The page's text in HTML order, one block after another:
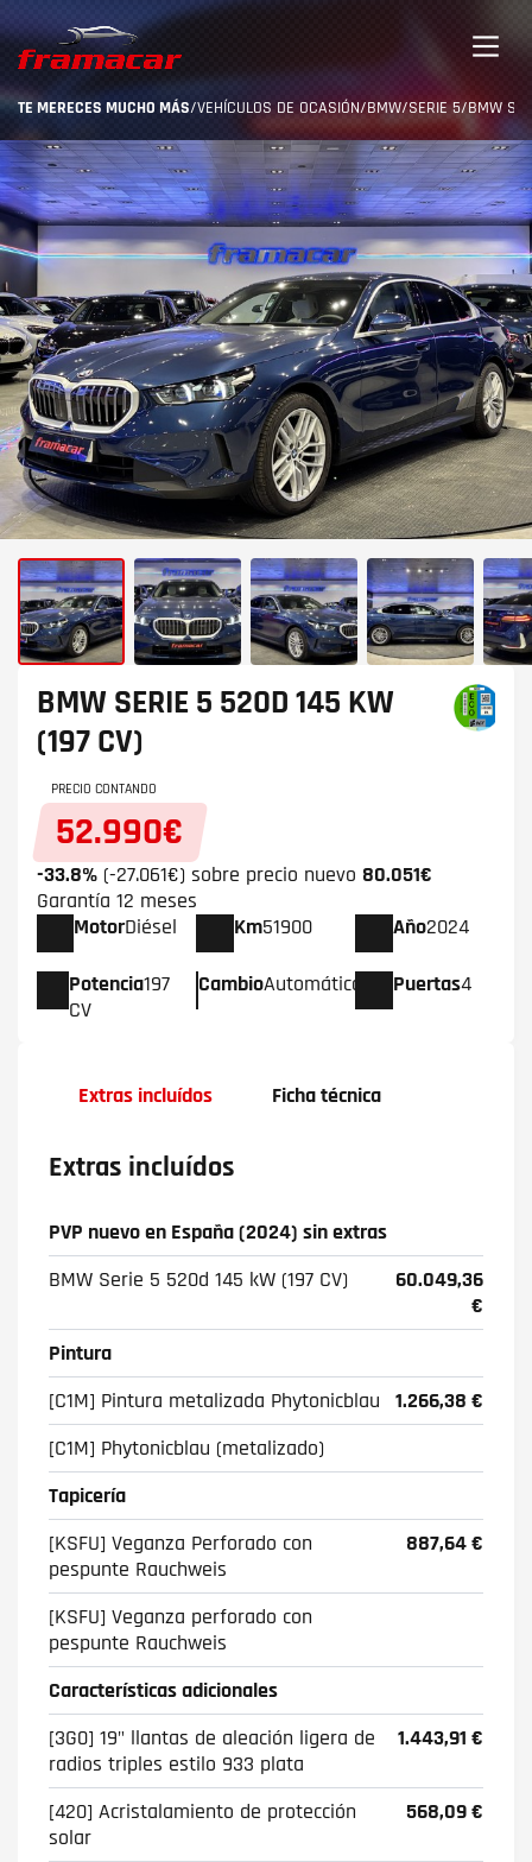
TE MERECES MUCHO MÁS/VEHÍCULOS DE OCASIÓN/BMW/SERIE 5/BMW
BMW SERIE 5 520D 145 KW
(197 CV)
PRECIO CONTANDO
52.990€
-33.8% (-27.061€) sobre precio nuevo 80.051€
Garantía 12 meses
MotorDiésel Km51900 Año2024
Potencia197
CV
CambioAutomático Puertas4
Extras incluídos Ficha técnica
Extras incluídos
PVP nuevo en España (2024) sin extras
BMW Serie 5 520d 145 kW (197 CV)
60.049,36
€
Pintura
[C1M] Pintura metalizada Phytonicblau
1.266,38 €
[C1M] Phytonicblau (metalizado)
Tapicería
[KSFU] Veganza Perforado con
pespunte Rauchweis
887,64 €
[KSFU] Veganza perforado con
pespunte Rauchweis
Características adicionales
[3G0] 19" llantas de aleación ligera de
radios triples estilo 933 plata
1.443,91 €
[420] Acristalamiento de protección
solar
568,09 €